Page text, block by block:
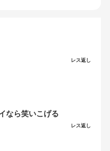
レス返し
なら笑いこげる
レス返し